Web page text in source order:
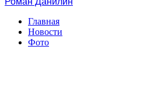
Главная
Новости
Фото